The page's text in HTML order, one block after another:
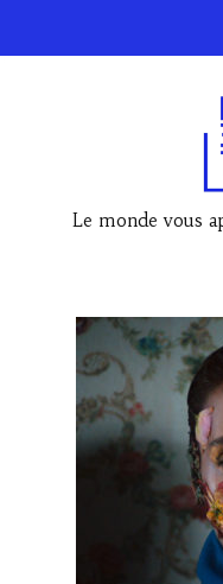
Le monde vous